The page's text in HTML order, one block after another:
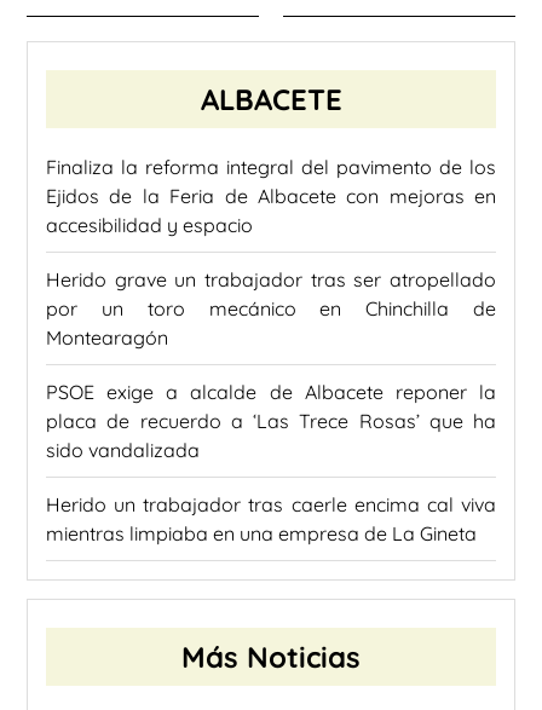
ALBACETE
Finaliza la reforma integral del pavimento de los
Ejidos de la Feria de Albacete con mejoras en
accesibilidad y espacio
Herido grave un trabajador tras ser atropellado
por un toro mecánico en Chinchilla de
Montearagón
PSOE exige a alcalde de Albacete reponer la
placa de recuerdo a ‘Las Trece Rosas’ que ha
sido vandalizada
Herido un trabajador tras caerle encima cal viva
mientras limpiaba en una empresa de La Gineta
Más Noticias